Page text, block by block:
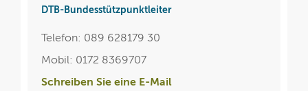
DTB-Bundesstützpunktleiter
Telefon: 089 628179 30
Mobil: 0172 8369707
Schreiben Sie eine E-Mail